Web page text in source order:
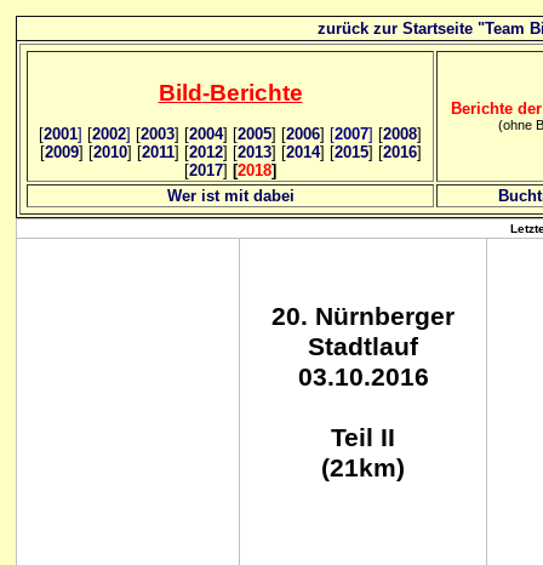
zurück zur Startseite "Team
Bild-Berichte
[2001] [2002] [2003] [2004] [2005] [2006] [2007] [2008]
[2009] [2010] [2011] [2012] [2013] [2014] [2015] [2016]
[2017] [2018]
Berichte
(ohne
Wer ist mit dabei
20. Nürnberger
Stadtlauf
03.10.2016
Teil II
(21km)